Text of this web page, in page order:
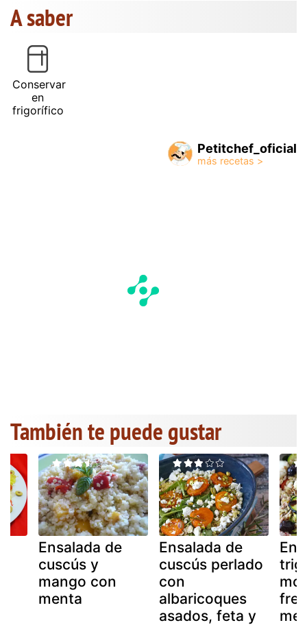
A saber
Conservar
en
frigorífico
Petitchef_oficial
También te puede gustar
Ensalada de
cuscús y
mango con
menta
Ensalada de
cuscús perlado
con
albaricoques
asados, feta y